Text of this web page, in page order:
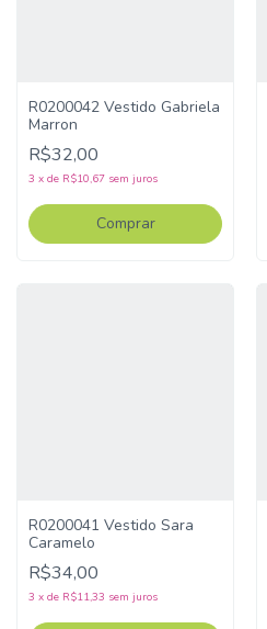
R0200042 Vestido Gabriela
Marron
R$32,00
3 x de R$10,67 sem juros
Comprar
R0200041 Vestido Sara
Caramelo
R$34,00
3 x de R$11,33 sem juros